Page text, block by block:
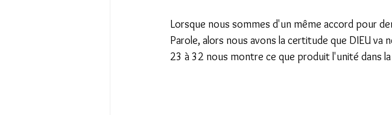
Lorsque nous sommes d'un même accord pour
Parole, alors nous avons la certitude que DIEU
23 à 32 nous montre ce que produit l'unité dans